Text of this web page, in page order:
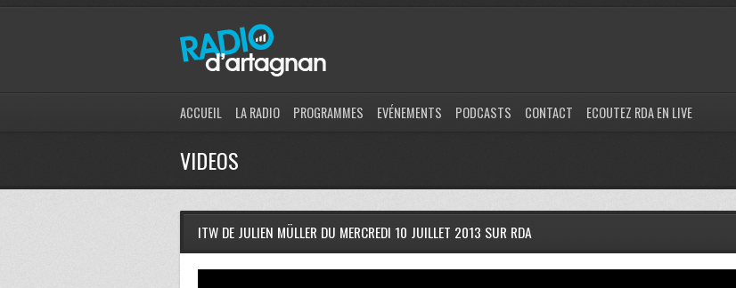
ACCUEIL LA RADIO PROGRAMMES EVÉNEMENTS PODCASTS CONTACT ECOUTEZ RDA EN LIVE
VIDEOS
ITW DE JULIEN MÜLLER DU MERCREDI 10 JUILLET 2013 SUR RDA